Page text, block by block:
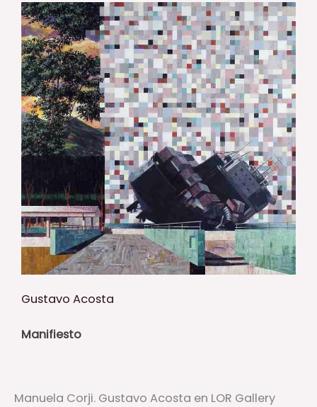
Gustavo Acosta
Manifiesto
Manuela Corji. Gustavo Acosta en LOR Gallery